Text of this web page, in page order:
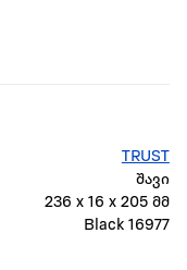
TRUST
შავი
236 x 16 x 205 მმ
Black 16977